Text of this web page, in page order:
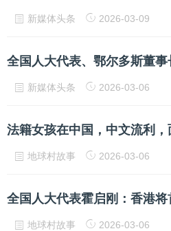
新媒体头条 2026-03-09
新媒体头条 2026-03-06
法籍女孩在中国，中文流利，
地球村故事 2026-03-06
地球村故事 2026-03-06